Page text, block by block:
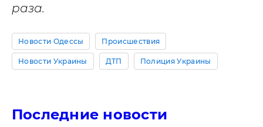
раза.
Новости Одессы Происшествия
Новости Украины ДТП Полиция Украины
Последние новости